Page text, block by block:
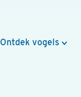
Ontdek vogels